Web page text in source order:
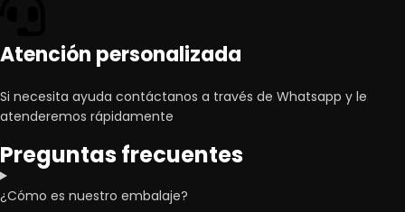
Atención personalizada
Si necesita ayuda contáctanos a través de Whatsapp y le
atenderemos rápidamente
Preguntas frecuentes
¿Cómo es nuestro embalaje?